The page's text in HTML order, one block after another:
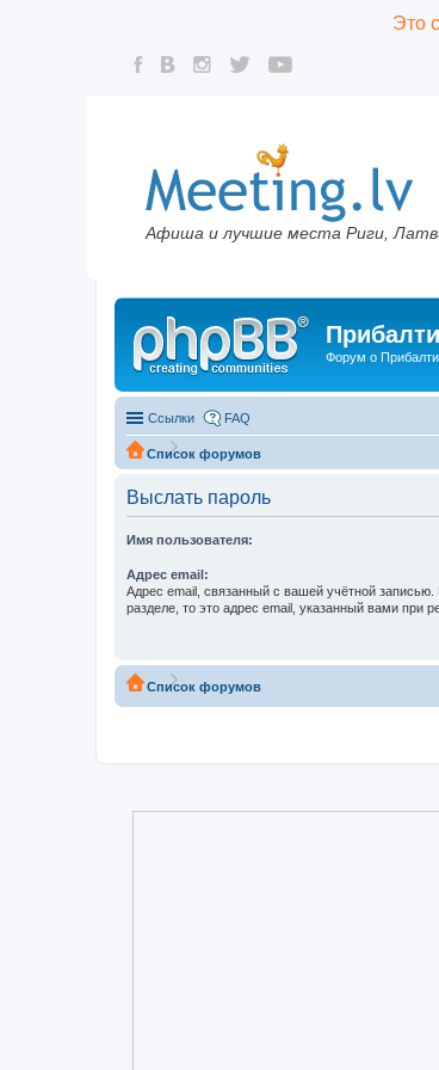
Это
Афиша и лучшие места Риги,
Форум о
Ссылки FAQ
Список форумов
Выслать пароль
Имя пользователя:
Адрес email:
Адрес email, связанный с вашей учётной
разделе, то это адрес email, указанный вами при
Список форумов